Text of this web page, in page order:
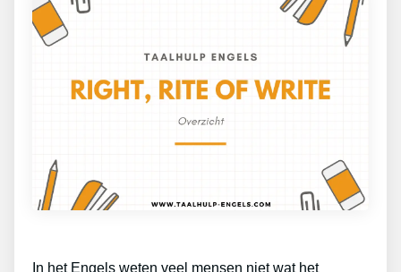
In het Engels weten veel mensen niet wat het